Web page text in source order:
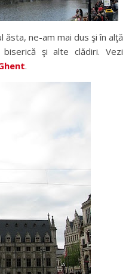
ne-am mai dus şi în alţă
şi alte clădiri. Vezi
.